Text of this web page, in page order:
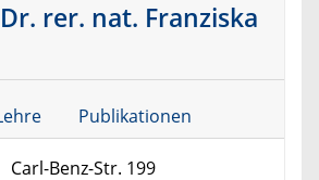
rer. nat. Franziska
Publikationen
Carl-Benz-Str. 199